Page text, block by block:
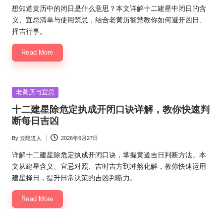
by
想知道黄历中的闭日是什么意思？本文详解十二建星中闭日的含
义、宜忌清单与使用禁忌，结合老黄历智慧教你如何避开凶日、
择吉行事。
Read More
Posted
in
老黄历与宜忌
十二建星除危定执成开闭口诀详解，教你快速判
断每日吉凶
Posted
by
By 云隐道人 2026年6月27日
详解十二建星除危定执成开闭口诀，掌握黄道吉日判断方法。本
文从建星含义、宜忌对照、吉时吉方到冲煞化解，教你快速运用
建星择日，提升日常决策的吉凶判断力。
Read More